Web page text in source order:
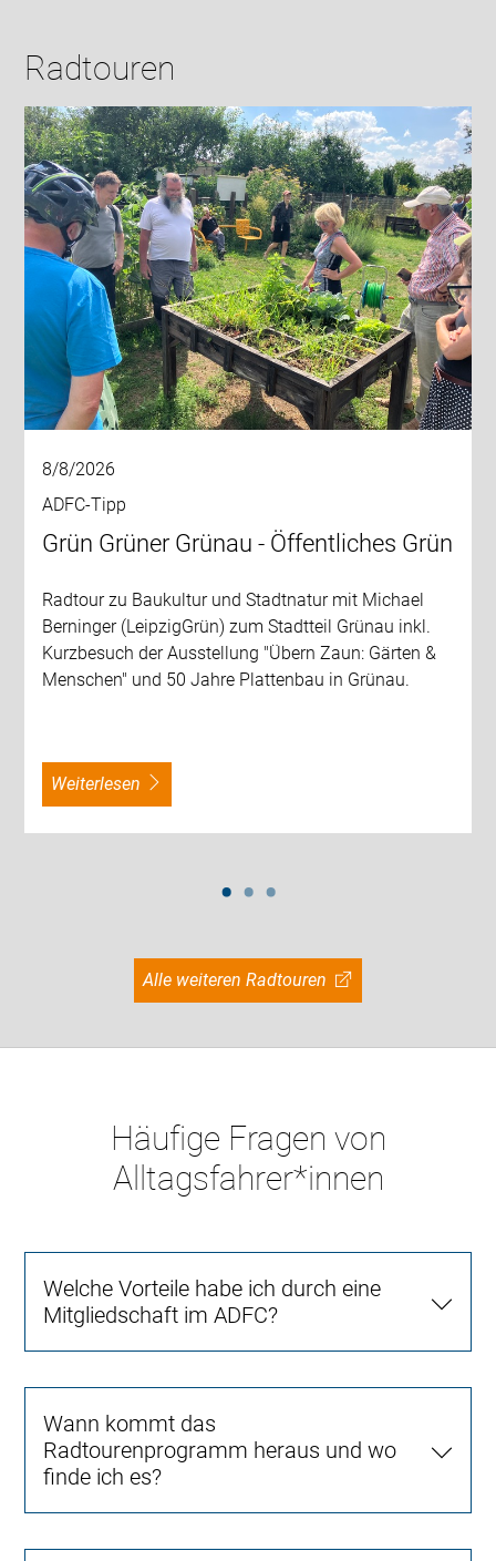
Radtouren
8/8/2026
ADFC-Tipp
Grün Grüner Grünau - Öffentliches Grün
Radtour zu Baukultur und Stadtnatur mit Michael
Berninger (LeipzigGrün) zum Stadtteil Grünau inkl.
Kurzbesuch der Ausstellung "Übern Zaun: Gärten &
Menschen" und 50 Jahre Plattenbau in Grünau.
weiterlesen
Alle weiteren Radtouren
Häufige Fragen von
Alltagsfahrer*innen
Welche Vorteile habe ich durch eine
Mitgliedschaft im ADFC?
Wann kommt das
Radtourenprogramm heraus und wo
finde ich es?